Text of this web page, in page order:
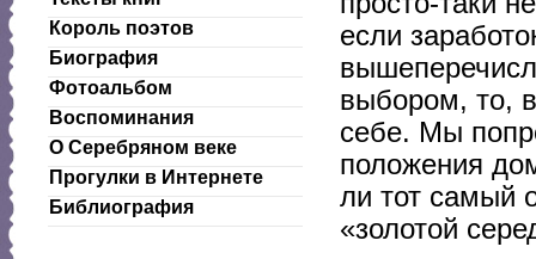
Король поэтов
Биография
Фотоальбом
Воспоминания
О Серебряном веке
Прогулки в Интернете
Библиография
если
выбором, то,
себе. Мы
положения
ли тот самый
«золотой